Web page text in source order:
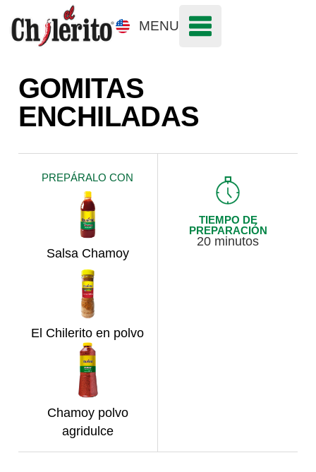
MENU
GOMITAS
ENCHILADAS
PREPÁRALO CON
Salsa Chamoy
El Chilerito en polvo
Chamoy polvo
agridulce
TIEMPO DE
PREPARACIÓN
20 minutos